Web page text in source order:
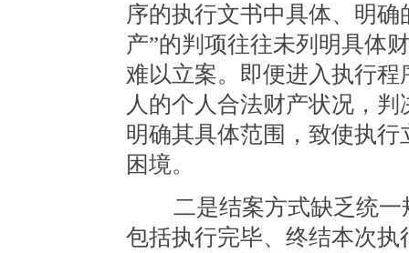
序的执行文书中具体、明
产”的判项往往未列明具体
难以立案。即便进入执行
人的个人合法财产状况，
明确其具体范围，致使执
困境。
二是结案方式缺乏统一
包括执行完毕、终结本次